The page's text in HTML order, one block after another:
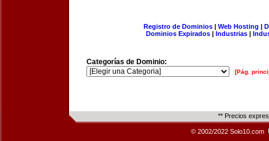
Registro de Dominios| Web Hosting |
Dominios Expirados | Industrias |
Categorías de Dominio:
[Pág.
** Precios
© 2002/2022 Solo10.com